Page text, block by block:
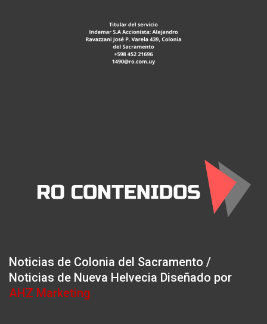
Noticias de Colonia del Sacramento /
Noticias de Nueva Helvecia Diseñado por
AHZ Marketing